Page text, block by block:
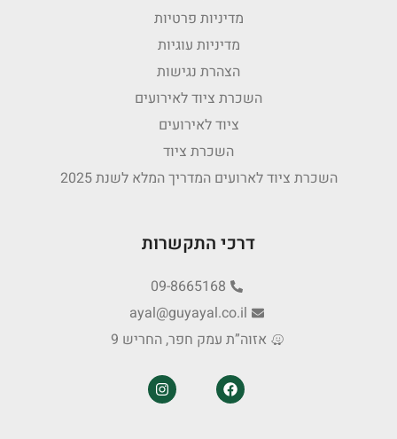
מדיניות פרטיות
מדיניות עוגיות
הצהרת נגישות
השכרת ציוד לאירועים
ציוד לאירועים
השכרת ציוד
השכרת ציוד לארועים המדריך המלא לשנת 2025
דרכי התקשרות
09-8665168
ayal@guyayal.co.il
אזוה”ת עמק חפר, החריש 9